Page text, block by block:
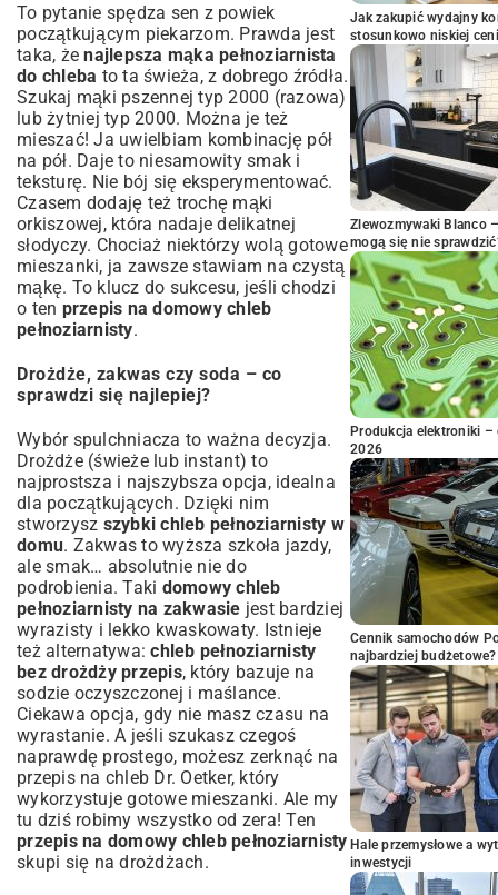
To pytanie spędza sen z powiek
początkującym piekarzom. Prawda jest
taka, żenajlepsza mąka pełnoziarnista
do chleba to ta świeża, z dobrego źródła.
Szukaj mąki pszennej typ 2000 (razowa)
lub żytniej typ 2000. Można je też
mieszać! Ja uwielbiam kombinację pół
na pół. Daje to niesamowity smak i
teksturę. Nie bój się eksperymentować.
Czasem dodaję też trochę mąki
orkiszowej, która nadaje delikatnej
słodyczy. Chociaż niektórzy wolą gotowe
mieszanki, ja zawsze stawiam na czystą
mąkę. To klucz do sukcesu, jeśli chodzi
o ten przepis na domowy chleb
pełnoziarnisty.
Drożdże, zakwas czy soda – co
sprawdzi się najlepiej?
Wybór spulchniacza to ważna decyzja.
Drożdże (świeże lub instant) to
najprostsza i najszybsza opcja, idealna
dla początkujących. Dzięki nim
stworzysz szybki chleb pełnoziarnisty w
domu. Zakwas to wyższa szkoła jazdy,
ale smak… absolutnie nie do
podrobienia. Taki domowy chleb
pełnoziarnisty na zakwasie jest bardziej
wyrazisty i lekko kwaskowaty. Istnieje
też alternatywa:chleb pełnoziarnisty
bez drożdży przepis, który bazuje na
sodzie oczyszczonej i maślance.
Ciekawa opcja, gdy nie masz czasu na
wyrastanie. A jeśli szukasz czegoś
naprawdę prostego, możesz zerknąć na
przepis na chleb Dr. Oetker, który
wykorzystuje gotowe mieszanki. Ale my
tu dziś robimy wszystko od zera! Ten
przepis na domowy chleb pełnoziarnisty
skupi się na drożdżach.
Jak zakupić wydajny
stosunkowo niskiej
Zlewozmywaki Blanco
mogą się nie
Produkcja elektroniki –
2026
Cennik samochodów
najbardziej budżetowe?
Hale przemysłowe a
inwestycji